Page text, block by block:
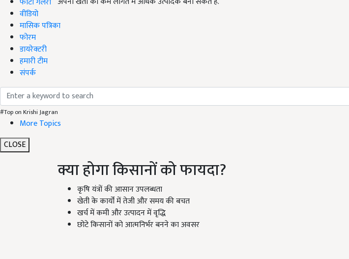
वीडियो
मासिक पत्रिका
फोरम
डायरेक्टरी
हमारी टीम
संपर्क
#Top on Krishi Jagran
More Topics
CLOSE
क्या होगा किसानों को फायदा?
कृषि यंत्रों की आसान उपलब्धता
खेती के कार्यों में तेजी और समय की बचत
खर्च में कमी और उत्पादन में वृद्धि
छोटे किसानों को आत्मनिर्भर बनने का अवसर